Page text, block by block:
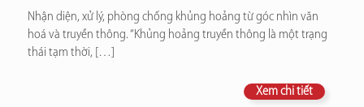
Nhận diện, xử lý, phòng chống khủng hoảng từ góc nhìn văn
hoá và truyền thông. “Khủng hoảng truyền thông là một trạng
thái tạm thời, […]
Xem chi tiết